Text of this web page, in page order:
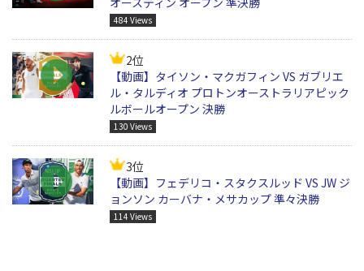
484 Views
2位
【動画】タイソン・マクガフィン VS ガブリエ
ル・タルディオ プロトンオーストラリアピック
ルボールオープン 決勝
130 Views
3位
【動画】フェデリコ・スタクスルッド VS JW ジ
ョンソン カーバナ・メサカップ 準々決勝
114 Views